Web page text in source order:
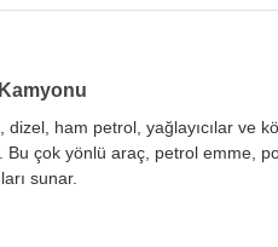
ham petrol, yağlayıcılar ve
Bu çok yönlü araç, petrol emme,
sunar.